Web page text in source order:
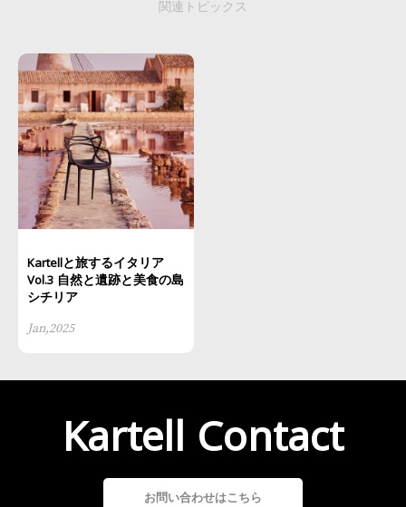
関連トピックス
Kartellと旅するイタリア
Vol.3 自然と遺跡と美食の島
シチリア
Jan,2025
Kartell Contact
お問い合わせはこちら